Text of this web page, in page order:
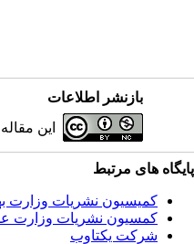
بازنشر اطلاعات
این
پایگاه های مرتبط
کمیسیون نشریات وزارت
کمسیون نشریات وزارت
شرکت یکتاوب